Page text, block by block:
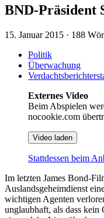
BND-Präsident
15. Januar 2015 · 188
Politik
Überwachung
Externes Video
Beim Abspielen
nocookie.com
Video laden
Stattdessen beim
Im letzten James Bond-
Auslandsgeheimdienst
wichtigen Agenten
unglaubhaft, als dass kein